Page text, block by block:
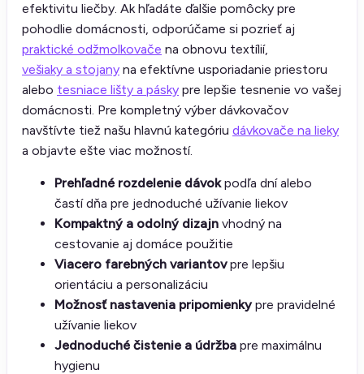
efektivitu liečby. Ak hľadáte ďalšie pomôcky pre
pohodlie domácnosti, odporúčame si pozrieť aj
praktické odžmolkovače na obnovu textílií,
vešiaky a stojany na efektívne usporiadanie priestoru
alebo tesniace lišty a pásky pre lepšie tesnenie vo vašej
domácnosti. Pre kompletný výber dávkovačov
navštívte tiež našu hlavnú kategóriu dávkovače na lieky
a objavte ešte viac možností.
Prehľadné rozdelenie dávokpodľa dní alebo
častí dňa pre jednoduché užívanie liekov
Kompaktný a odolný dizajn vhodný na
cestovanie aj domáce použitie
Viacero farebných variantovpre lepšiu
orientáciu a personalizáciu
Možnosť nastavenia pripomienkypre pravidelné
užívanie liekov
Jednoduché čistenie a údržba pre maximálnu
hygienu